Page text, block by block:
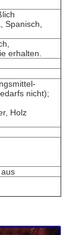
Spanisch,
erhalten.
nicht);
Holz